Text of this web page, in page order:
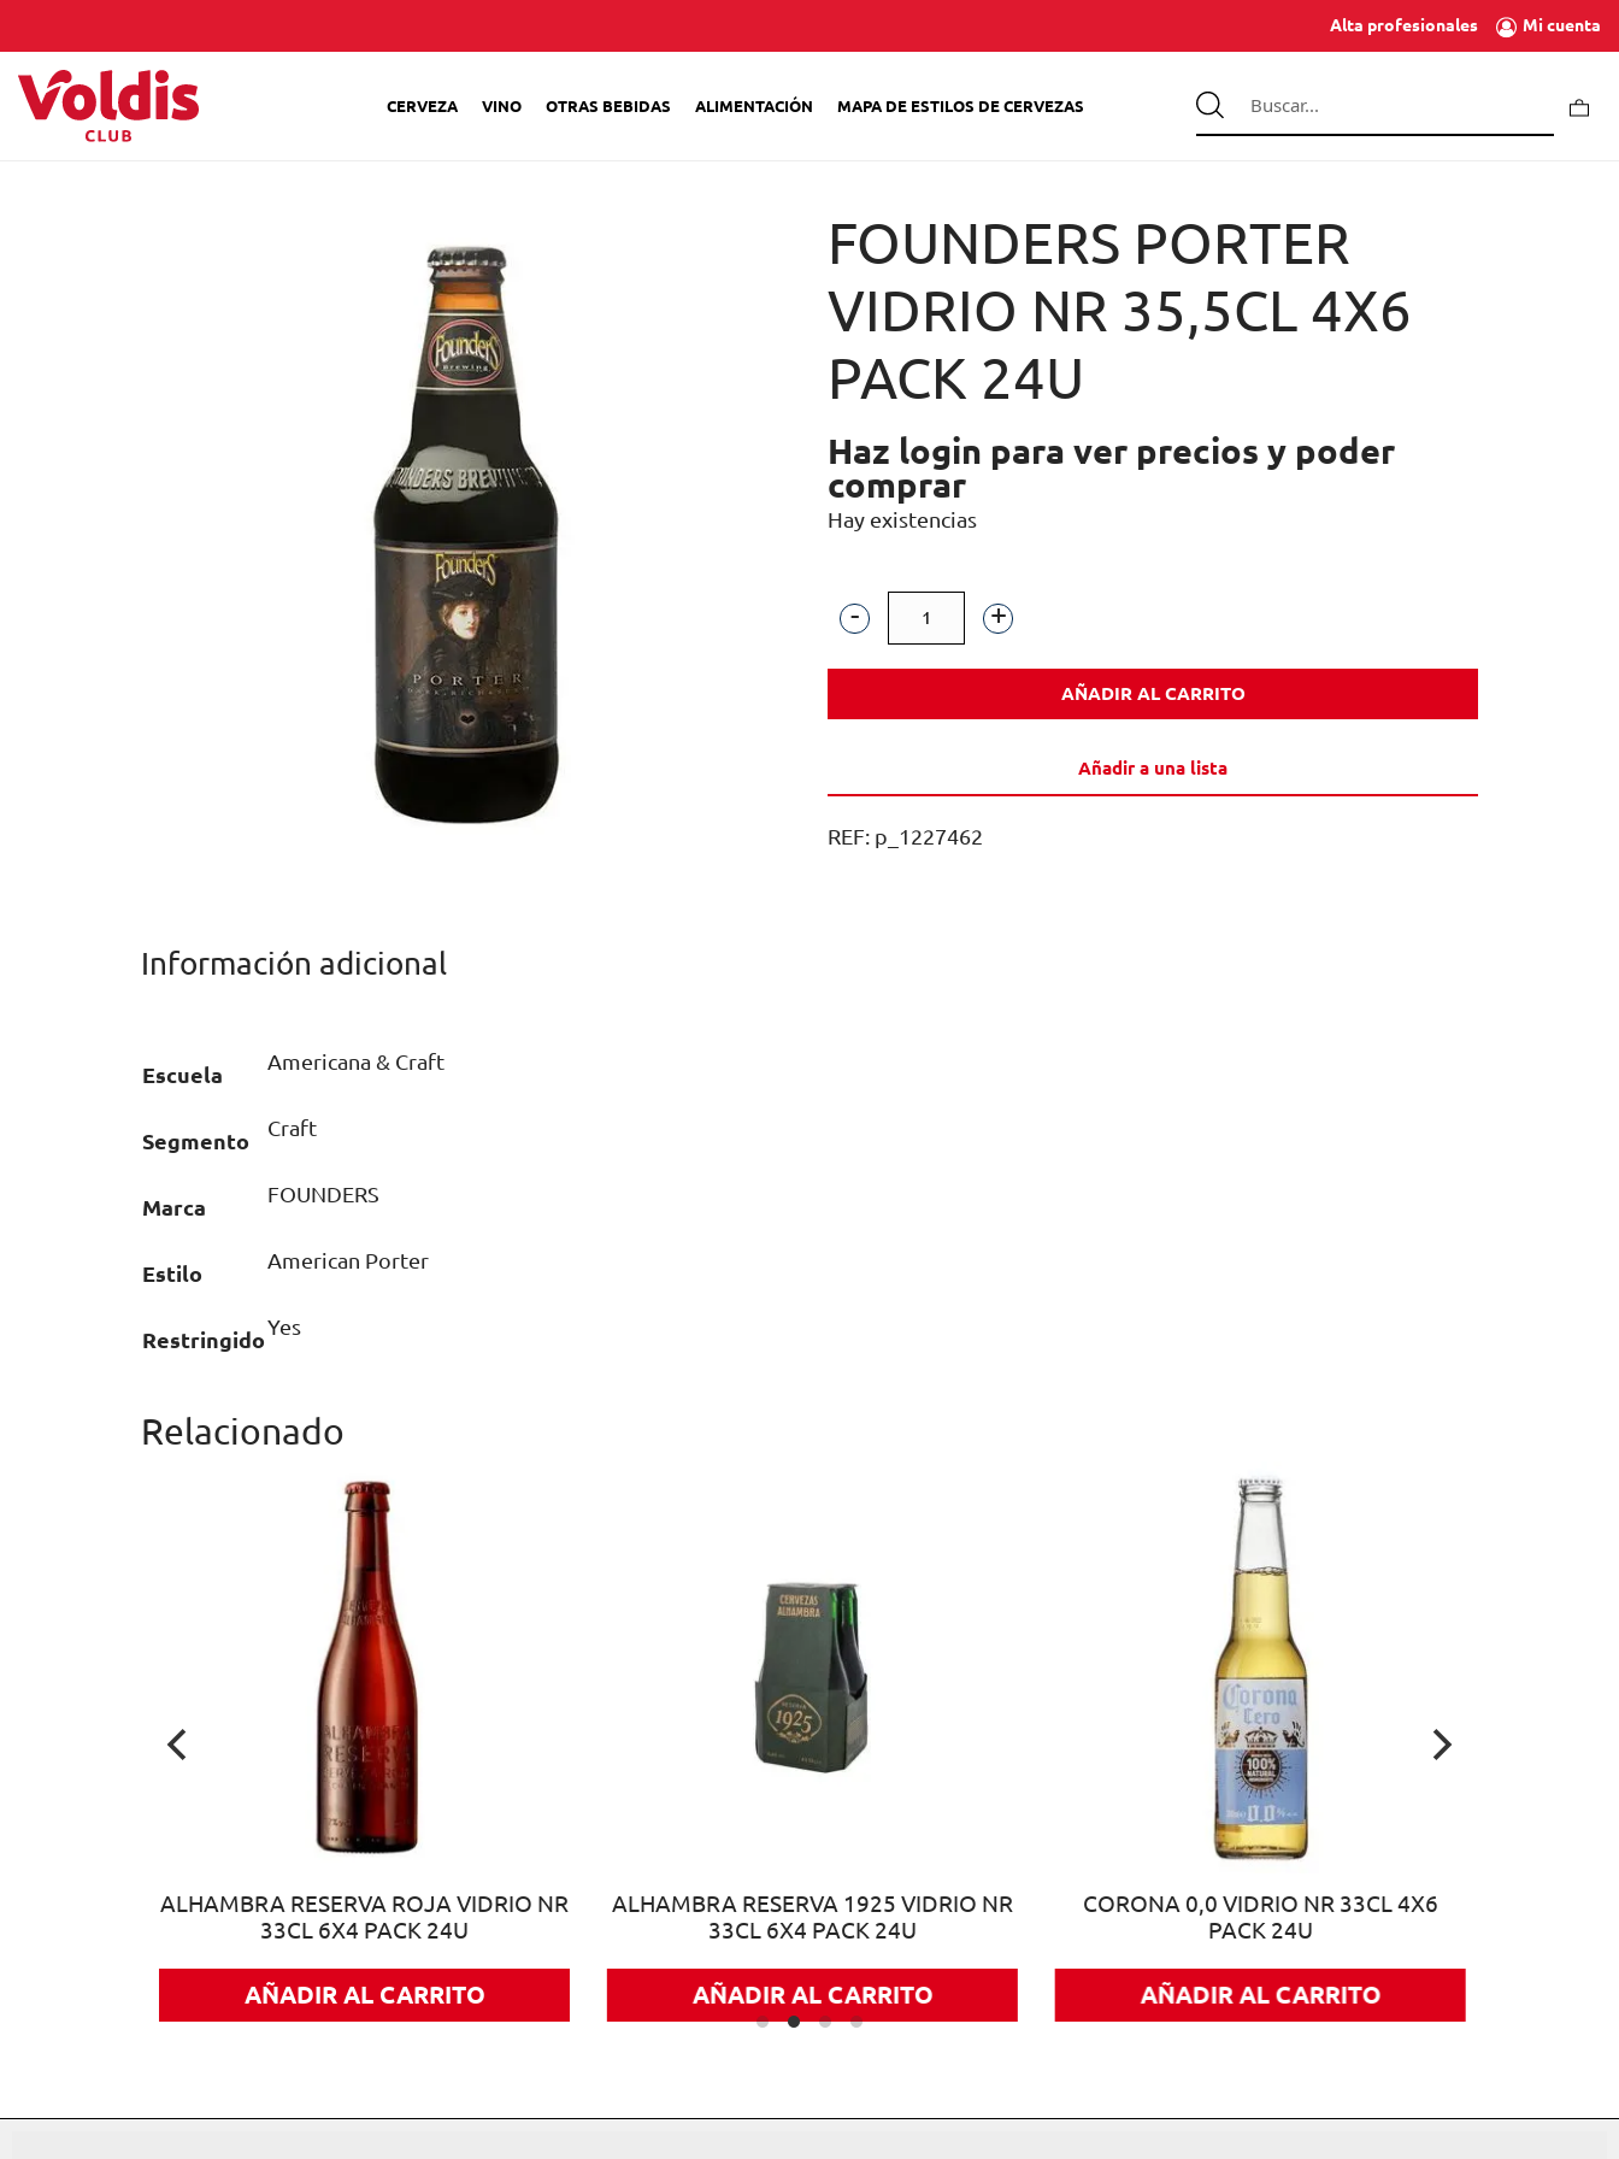
Alta profesionales Mi cuenta
CERVEZA VINO OTRAS BEBIDAS ALIMENTACIÓN MAPA DE ESTILOS DE CERVEZAS
FOUNDERS PORTER
VIDRIO NR 35,5CL 4X6
PACK 24U
Haz login para ver precios y poder
comprar
Hay existencias
FOUNDERS
PORTER
PACK
AÑADIR AL CARRITO
Añadir a una lista
REF: p_1227462
Información adicional
Escuela
Americana & Craft
Segmento
Craft
Marca
FOUNDERS
Estilo
American Porter
Restringido
Yes
Relacionado
ALHAMBRA RESERVA ROJA VIDRIO NR
33CL 6X4 PACK 24U
AÑADIR AL CARRITO
ALHAMBRA RESERVA 1925 VIDRIO NR
33CL 6X4 PACK 24U
AÑADIR AL CARRITO
CORONA 0,0 VIDRIO NR 33CL 4X6
PACK 24U
AÑADIR AL CARRITO